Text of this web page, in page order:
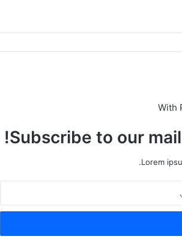
With
Subscribe to our
Lorem